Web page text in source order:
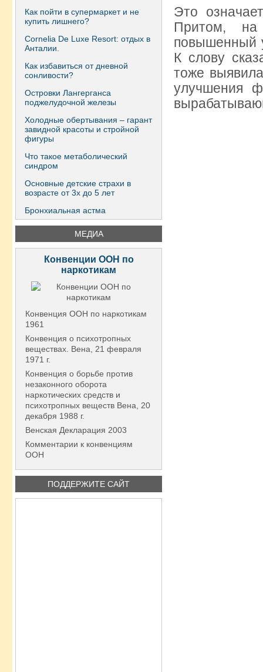
Как пойти в супермаркет и не
купить лишнего?
Сornelia De Luxe Resort: отдых в
Анталии.
Как избавиться от дневной
сонливости?
Островки Лангерганса
поджелудочной железы
Холодные обертывания – гарант
завидной красоты и стройной
фигуры
Что такое метаболический
синдром
Основные детские страхи в
возрасте от 3х до 5 лет
Бронхиальная астма
МЕДИА
Конвенции ООН по
наркотикам
Конвенция ООН по наркотикам
1961
Конвенция о психотропных
веществах. Вена, 21 февраля
1971 г.
Конвенция о борьбе против
незаконного оборота
наркотических средств и
психотропных веществ Вена, 20
декабря 1988 г.
Венская Декларация 2003
Комментарии к конвенциям
ООН
ПОДДЕРЖИТЕ САЙТ
Это
Притом, на
повышенный
К слову
тоже
улучшения